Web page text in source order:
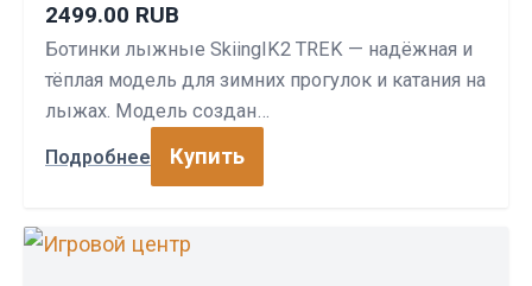
2499.00 RUB
Ботинки лыжные SkiingIK2 TREK — надёжная и
тёплая модель для зимних прогулок и катания на
лыжах. Модель создан…
Подробнее Купить